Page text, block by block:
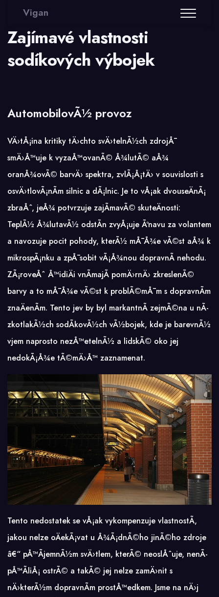
Vigan
Zajímavé vlastnosti
sodíkových výbojek
AutomobilovÃ½ provoz
VÄ›tÅ¡ina kritiky tÄ›chto svÄ›telnÃ½ch zdrojÅ¯
smÄ›Å™uje k vyzaÅ™ovanÃ© Å¾lutÃ© aÅ¾
oranÅ¾ovÃ© barvÄ› spektra, zvlÃ¡Å¡tÄ› v souvislosti s
osvÄ›tlovÃ¡nÃ­m silnic a dÃ¡lnic. Je to vÅ¡ak dvouseÄnÃ¡
zbraÅˆ, jeÅ¾ potvrzuje zajÃ­mavÃ© skuteÄnosti:
TeplÃ½ Å¾lutavÃ½ odstÃ­n zvyÅ¡uje Ãºnavu za volantem
a navozuje pocit pohody, kterÃ½ mÅ¯Å¾e vÃ©st aÅ¾ k
mikrospÃ¡nku a zpÅ¯sobit vÃ¡Å¾nou dopravnÃ­ nehodu.
ZÃ¡roveÅˆ Å™idiÄi vnÃ­majÃ­ pomÄ›rnÄ› zkreslenÃ©
barvy a to mÅ¯Å¾e vÃ©st k problÃ©mÅ¯m s dopravnÃ­m
znaÄenÃ­m. Tento jev by byl markantnÃ­ zejmÃ©na u nÃ­
zkotlakÃ½ch sodÃ­kovÃ½ch vÃ½bojek, kde je barevnÃ½
vjem naprosto nezÅ™etelnÃ½ a lidskÃ© oko jej
nedokÃ¡Å¾e tÃ©mÄ›Å™ zaznamenat.
Tento nedostatek se vÅ¡ak vykompenzuje vlastnostÃ­,
jakou nelze oÄekÃ¡vat u Å¾Ã¡dnÃ©ho jinÃ©ho zdroje
â€“ pÅ™Ã­jemnÃ½m svÄ›tlem, kterÃ© neoslÅˆuje, nenÃ­
pÅ™Ã­liÅ¡ ostrÃ© a takÃ© jej nelze zamÄ›nit s
nÄ›kterÃ½m dopravnÃ­m prostÅ™edkem. Jsme na nÄ›j